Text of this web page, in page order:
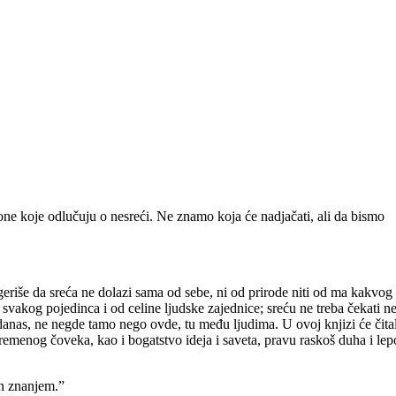
koje odlučuju o nesreći. Ne znamo koja će nadjačati, ali da bismo
da sreća ne dolazi sama od sebe, ni od prirode niti od ma kakvog
pojedinca i od celine ljudske zajednice; sreću ne treba čekati
ne negde tamo nego ovde, tu među ljudima. U ovoj knjizi će
čoveka, kao i bogatstvo ideja i saveta, pravu raskoš duha i
znanjem.”